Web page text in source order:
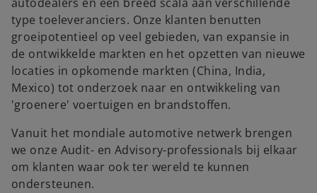
type toeleveranciers. Onze klanten benutten
groeipotentieel op veel gebieden, van expansie in
de ontwikkelde markten en het opzetten van nieuwe
locaties in opkomende markten (China, India,
Mexico) tot onderzoek naar en ontwikkeling van
'groenere' voertuigen en brandstoffen.
Vanuit het mondiale automotive netwerk brengen
we onze Audit- en Advisory-professionals bij elkaar
om klanten waar ook ter wereld te kunnen
ondersteunen.